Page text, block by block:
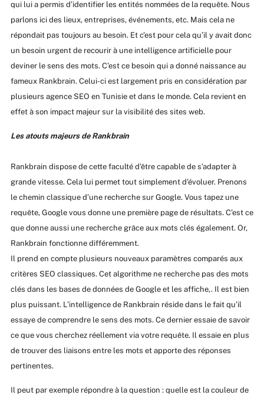
qui lui a permis d’identifier les entités nommées de la requête. Nous
parlons ici des lieux, entreprises, événements, etc. Mais cela ne
répondait pas toujours au besoin. Et c’est pour cela qu’il y avait donc
un besoin urgent de recourir à une intelligence artificielle pour
deviner le sens des mots. C’est ce besoin qui a donné naissance au
fameux Rankbrain. Celui-ci est largement pris en considération par
plusieurs agence SEO en Tunisie et dans le monde. Cela revient en
effet à son impact majeur sur la visibilité des sites web.
Les atouts majeurs de Rankbrain
Rankbrain dispose de cette faculté d’être capable de s’adapter à
grande vitesse. Cela lui permet tout simplement d’évoluer. Prenons
le chemin classique d’une recherche sur Google. Vous tapez une
requête, Google vous donne une première page de résultats. C’est ce
que donne aussi une recherche grâce aux mots clés également. Or,
Rankbrain fonctionne différemment.
Il prend en compte plusieurs nouveaux paramètres comparés aux
critères SEO classiques. Cet algorithme ne recherche pas des mots
clés dans les bases de données de Google et les affiche,. Il est bien
plus puissant. L’intelligence de Rankbrain réside dans le fait qu’il
essaye de comprendre le sens des mots. Ce dernier essaie de savoir
ce que vous cherchez réellement via votre requête. Il essaie en plus
de trouver des liaisons entre les mots et apporte des réponses
pertinentes.
Il peut par exemple répondre à la question : quelle est la couleur de